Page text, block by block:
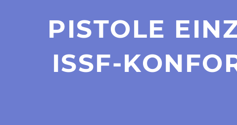
PISTOLE
ISSF-